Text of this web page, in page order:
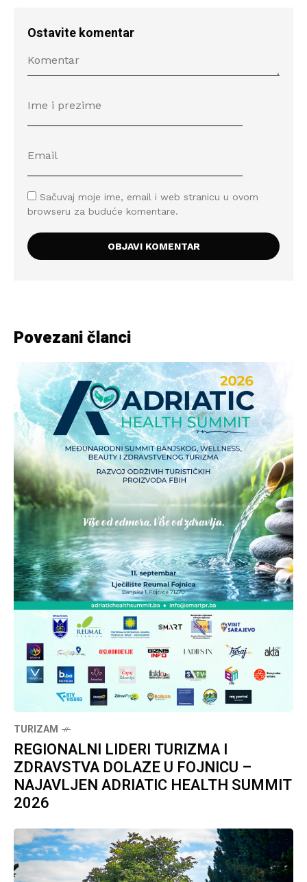
Ostavite komentar
Sačuvaj moje ime, email i web stranicu u ovom
browseru za buduće komentare.
Povezani članci
TURIZAM
REGIONALNI LIDERI TURIZMA I
ZDRAVSTVA DOLAZE U FOJNICU –
NAJAVLJEN ADRIATIC HEALTH SUMMIT
2026